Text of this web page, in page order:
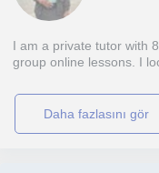
I am a private tutor with
group online lessons. I
daha fazlasını gör